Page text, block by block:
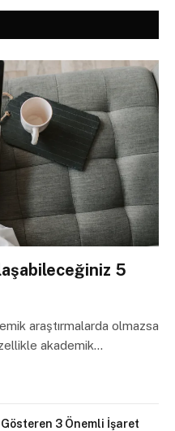
5
araştırmalarda olmazsa
akademik…
3 Önemli İşaret